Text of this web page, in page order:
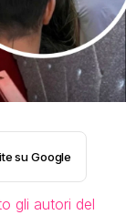
su Google
gli autori del